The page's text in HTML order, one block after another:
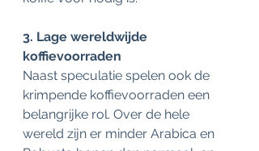
3. Lage wereldwijde
koffievoorraden
Naast speculatie spelen ook de
krimpende koffievoorraden een
belangrijke rol. Over de hele
wereld zijn er minder Arabica en